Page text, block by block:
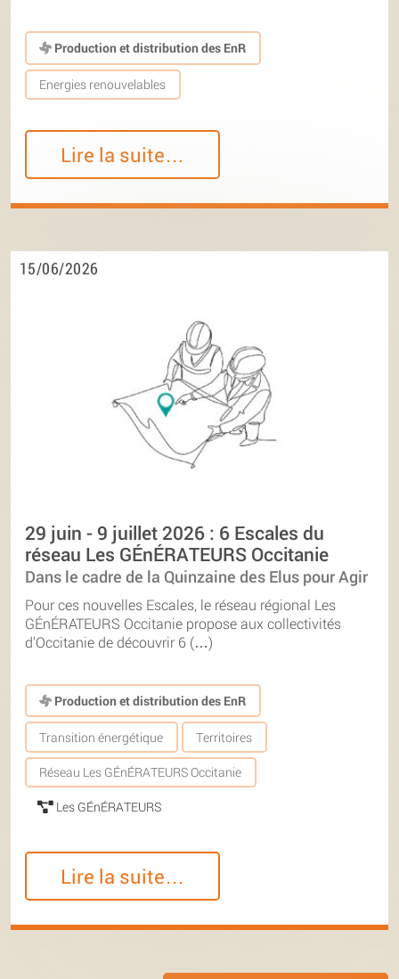
Production et distribution des EnR
Energies renouvelables
Lire la suite…
15/06/2026
29 juin - 9 juillet 2026 : 6 Escales du
réseau Les GÉnÉRATEURS Occitanie
Dans le cadre de la Quinzaine des Elus pour Agir
Pour ces nouvelles Escales, le réseau régional Les
GÉnÉRATEURS Occitanie propose aux collectivités
d’Occitanie de découvrir 6 (…)
Production et distribution des EnR
Transition énergétique Territoires
Réseau Les GÉnÉRATEURS Occitanie
Les GÉnÉRATEURS
Lire la suite…